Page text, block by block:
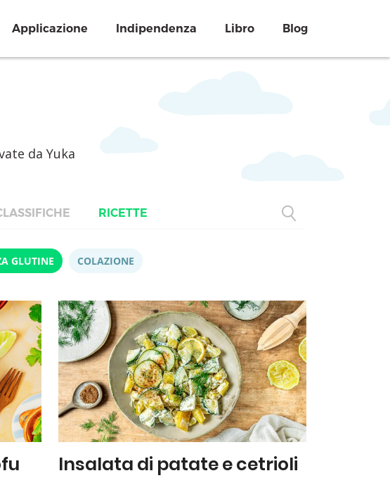
Applicazione Indipendenza Libro Blog
da Yuka
RICETTE
GLUTINE COLAZIONE
Insalata di patate e cetrioli